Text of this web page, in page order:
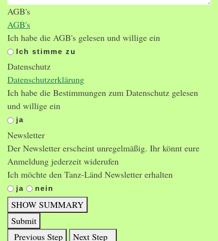
AGB's
AGB's
Ich habe die AGB's gelesen und willige ein
Ich stimme zu
Datenschutz
Datenschutzerklärung
Ich habe die Bestimmungen zum Datenschutz gelesen
und willige ein
ja
Newsletter
Der Newsletter erscheint unregelmäßig. Ihr könnt eure
Anmeldung jederzeit widerufen
Ich möchte den Tanz-Länd Newsletter erhalten
ja nein
SHOW SUMMARY
Submit
Previous Step
Next Step